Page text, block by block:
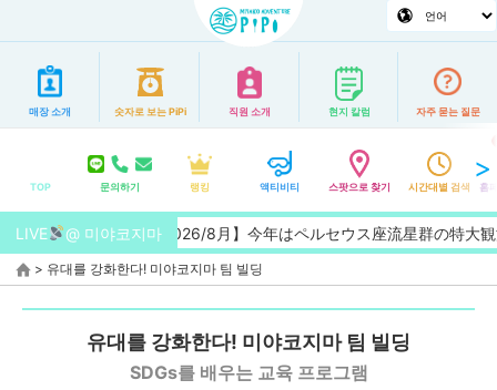
매장 소개 숫자로 보는 PiPi 직원 소개 현지 칼럼 자주 묻는 질문
TOP 문의하기 랭킹 액티비티 스팟으로 찾기 시간대별 검색 홈
LIVE @ 미야코지마
【2026/8月】今年はペルセウス座流星群の特大観測チャンス
> 유대를 강화한다! 미야코지마 팀 빌딩
유대를 강화한다! 미야코지마 팀 빌딩
SDGs를 배우는 교육 프로그램